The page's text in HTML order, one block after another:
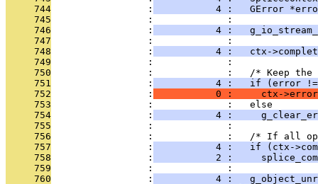
     744
                 :
4 :   GError
     745
                 :             :
     746
                 :
4 :
     747
                 :             :
     748
                 :
4 :   ctx-
     749
                 :             :
     750
:             :   /* Keep the
     751
                 :
4 :   if (error
     752
                 :
0 :     ctx-
     753
                 :             :   else
     754
                 :
4 :
     755
                 :             :
     756
:             :   /* If all
     757
                 :
4 :   if (ctx-
     758
                 :
2 :
     759
                 :             :
     760
                 :
4 :